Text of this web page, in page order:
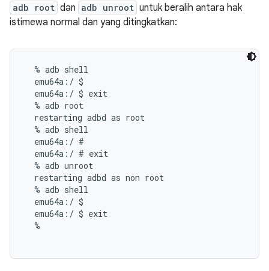
adb root dan adb unroot untuk beralih antara hak
istimewa normal dan yang ditingkatkan:
  % adb shell
  emu64a:/ $
  emu64a:/ $ exit
  % adb root
  restarting adbd as root
  % adb shell
  emu64a:/ #
  emu64a:/ # exit
  % adb unroot
  restarting adbd as non root
  % adb shell
  emu64a:/ $
  emu64a:/ $ exit
  %